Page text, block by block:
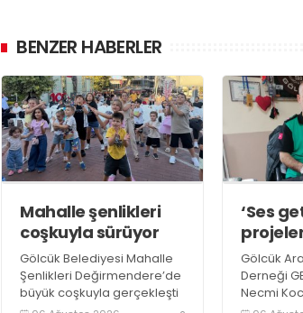
BENZER HABERLER
Mahalle şenlikleri
coşkuyla sürüyor
Gölcük Belediyesi Mahalle
Şenlikleri Değirmendere’de
büyük coşkuyla gerçekleşti
‘Ses
Gölcük
Derneği
Necmi